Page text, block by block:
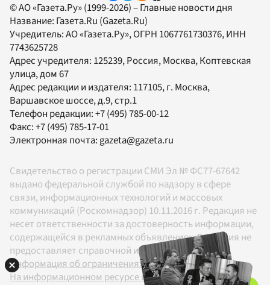
© АО «Газета.Ру» (1999-2026) – Главные новости дня
Название: Газета.Ru (Gazeta.Ru)
Учредитель:АО «Газета.Ру», ОГРН 1067761730376, ИНН
7743625728
Адрес учредителя: 125239, Россия, Москва, Коптевская
улица, дом 67
Адрес редакции и издателя: 117105, г. Москва,
Варшавское шоссе, д.9, стр.1
Телефон редакции:+7 (495) 785-00-12
Факс:+7 (495) 785-17-01
Электронная почта:gazeta@gazeta.ru
Свидетельство о регистрации СМИ Эл № ФС77-67642
выдано федеральной службой по надзору в сфере
связи, информационных технологий и массовых
коммуникаций (Роскомнадзор) 10.11.2016 г. Редакция не
несет ответственности за достоверность информации,
содержащейся в рекламных объявлениях. Редакция не
предоставляет справочной информации.
Информация об ограничениях
На информационном ресурсе применяются